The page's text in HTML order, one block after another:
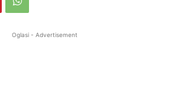
Oglasi - Advertisement